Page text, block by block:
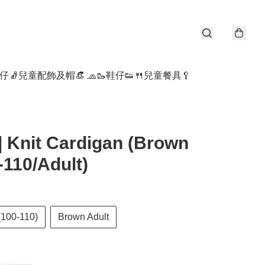
🧦 兒童配飾及帽👒 🧢🥾鞋仔👟 🍴兒童餐具🥄
Knit Cardigan (Brown
110/Adult)
110) Brown Adult